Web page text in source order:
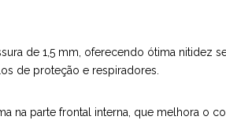
de 1,5 mm, oferecendo ótima nitidez
de proteção e respiradores.
na parte frontal interna, que melhora o